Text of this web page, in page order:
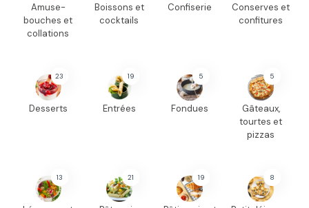
Amuse-
bouches et
collations
Boissons et
cocktails
Confiserie
Conserves et
confitures
23
Desserts
19
Entrées
5
Fondues
5
Gâteaux,
tourtes et
pizzas
13 21 19 8